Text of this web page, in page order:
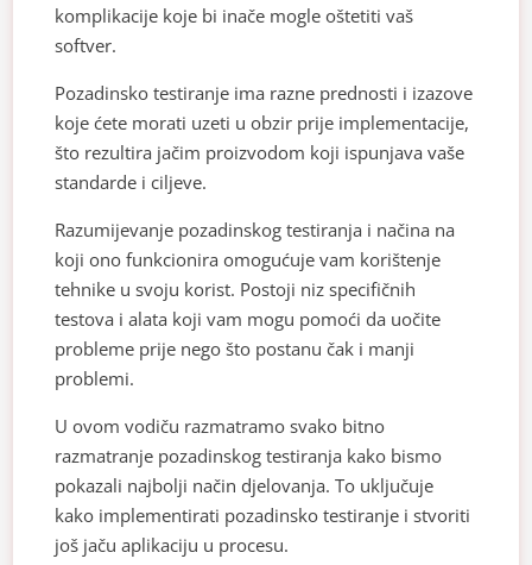
komplikacije koje bi inače mogle oštetiti vaš
softver.
Pozadinsko testiranje ima razne prednosti i izazove
koje ćete morati uzeti u obzir prije implementacije,
što rezultira jačim proizvodom koji ispunjava vaše
standarde i ciljeve.
Razumijevanje pozadinskog testiranja i načina na
koji ono funkcionira omogućuje vam korištenje
tehnike u svoju korist. Postoji niz specifičnih
testova i alata koji vam mogu pomoći da uočite
probleme prije nego što postanu čak i manji
problemi.
U ovom vodiču razmatramo svako bitno
razmatranje pozadinskog testiranja kako bismo
pokazali najbolji način djelovanja. To uključuje
kako implementirati pozadinsko testiranje i stvoriti
još jaču aplikaciju u procesu.